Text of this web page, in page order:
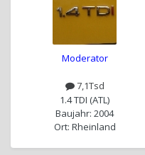
Moderator
7,1Tsd
1.4 TDI (ATL)
Baujahr: 2004
Ort: Rheinland